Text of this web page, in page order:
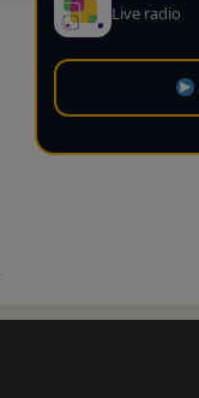
Live radio